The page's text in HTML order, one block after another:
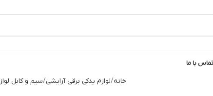
تماس با ما
خانه لوازم یدکی برقی آرایشی سیم و کابل